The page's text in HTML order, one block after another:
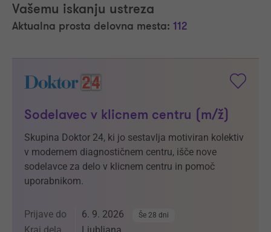
Vašemu iskanju ustreza
Aktualna prosta delovna mesta: 112
Sodelavec v klicnem centru (m/ž)
Skupina Doktor 24, ki jo sestavlja motiviran kolektiv
v modernem diagnostičnem centru, išče nove
sodelavce za delo v klicnem centru in pomoč
uporabnikom.
Prijave do 6. 9. 2026 Še 28 dni